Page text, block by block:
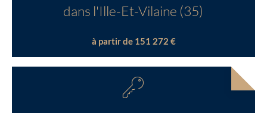
dans l'Ille-Et-Vilaine (35)
à partir de 151 272 €